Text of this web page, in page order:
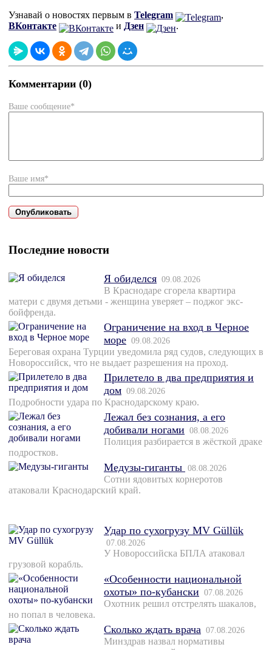
Узнавай о новостях первым в Telegram
,
ВКонтакте
и Дзен .
Комментарии (0)
Ваше сообщение*
Ваше имя*
Последние новости
Я обиделся 09.08.2026
В Краснодаре сгорела квартира
матери с двумя детьми - женщина уверяет – поджог экс-
бойфренда.
Ограничение на вход в Черное
море 09.08.2026
Береговая охрана Турции уведомила ряд судов, следующих в
Новороссийск, что не выдает разрешения на проход.
Прилетело в два предприятия и
дом 09.08.2026
Подробности удара по Краснодарскому краю.
Лежал без сознания, а его
добивали ногами 08.08.2026
Полиция разбирается в жёсткой драке
подростков.
Медузы-гиганты 08.08.2026
Сотни ядовитых корнеротов
атаковали Краснодарский край.
Удар по сухогрузу MV Güllük
07.08.2026
У Новороссийска БПЛА атаковал
грузовой корабль.
«Особенности национальной
охоты» по-кубански 07.08.2026
Охотник решил отстрелять шакалов,
но попал в человека.
Сколько ждать врача 07.08.2026
Минздрав назвал нормативы